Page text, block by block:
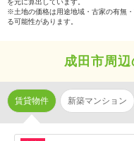
を元に算出しています。
※土地の価格は用途地域・古家の有無
る可能性があります。
成田市周
賃貸物件 新築マンション